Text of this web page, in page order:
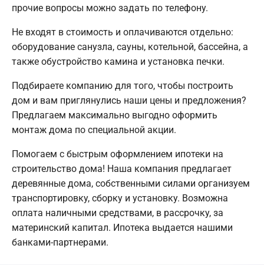
прочие вопросы можно задать по телефону.
Не входят в стоимость и оплачиваются отдельно:
оборудование санузла, сауны, котельной, бассейна, а
также обустройство камина и установка печки.
Подбираете компанию для того, чтобы построить
дом и вам приглянулись наши цены и предложения?
Предлагаем максимально выгодно оформить
монтаж дома по специальной акции.
Помогаем с быстрым оформлением ипотеки на
строительство дома! Наша компания предлагает
деревянные дома, собственными силами организуем
транспортировку, сборку и установку. Возможна
оплата наличными средствами, в рассрочку, за
материнский капитал. Ипотека выдается нашими
банками-партнерами.